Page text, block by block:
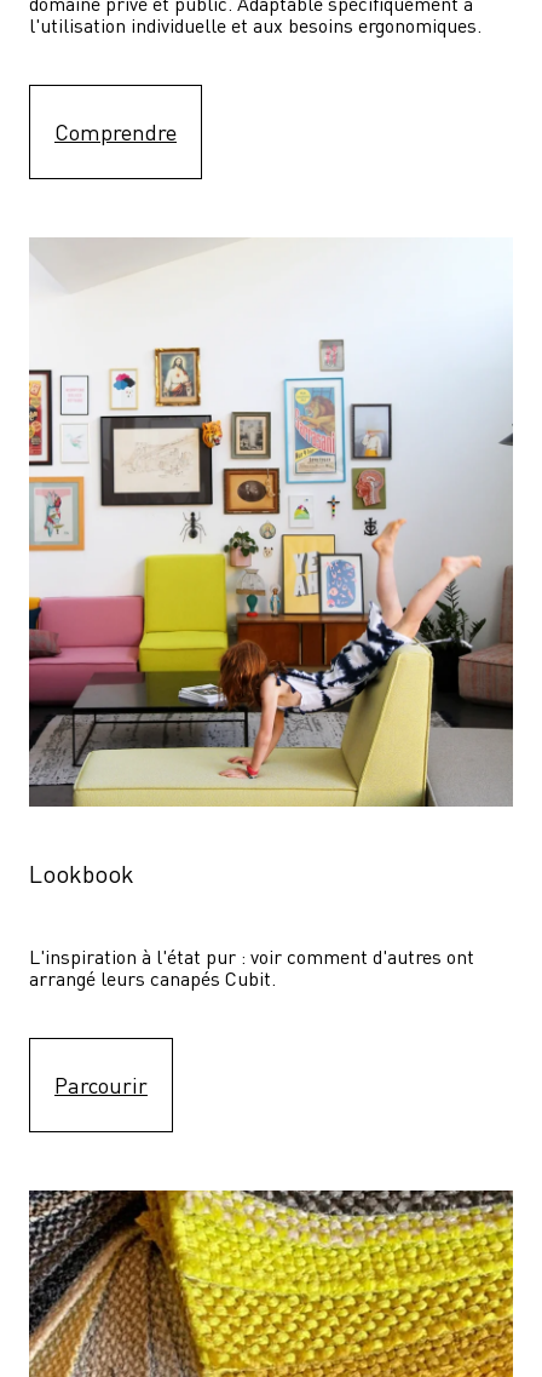
l'utilisation individuelle et aux besoins ergonomiques.
Comprendre
Lookbook
L'inspiration à l'état pur : voir comment d'autres ont
arrangé leurs canapés Cubit.
Parcourir